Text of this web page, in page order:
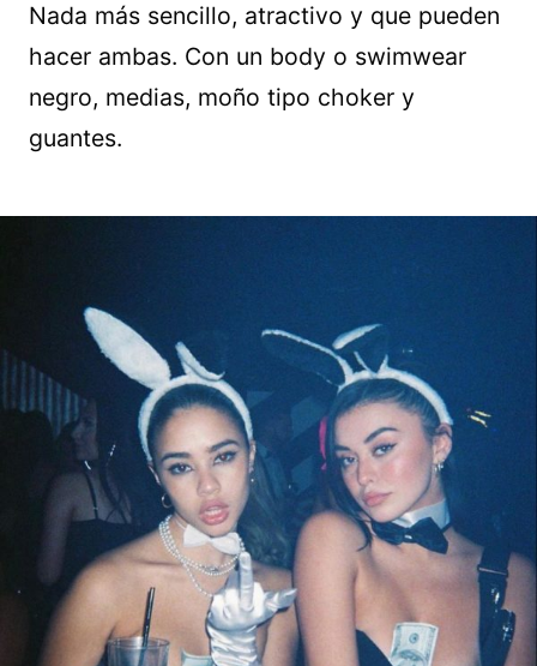
Nada más sencillo, atractivo y que pueden
hacer ambas. Con un body o swimwear
negro, medias, moño tipo choker y
guantes.